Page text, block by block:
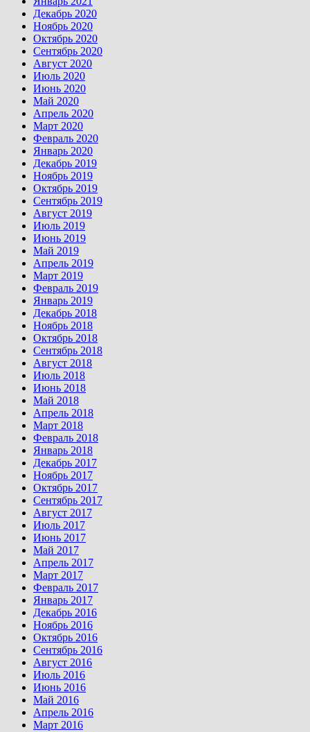
Декабрь 2020
Ноябрь 2020
Октябрь 2020
Сентябрь 2020
Август 2020
Июль 2020
Июнь 2020
Май 2020
Апрель 2020
Март 2020
Февраль 2020
Январь 2020
Декабрь 2019
Ноябрь 2019
Октябрь 2019
Сентябрь 2019
Август 2019
Июль 2019
Июнь 2019
Май 2019
Апрель 2019
Март 2019
Февраль 2019
Январь 2019
Декабрь 2018
Ноябрь 2018
Октябрь 2018
Сентябрь 2018
Август 2018
Июль 2018
Июнь 2018
Май 2018
Апрель 2018
Март 2018
Февраль 2018
Январь 2018
Декабрь 2017
Ноябрь 2017
Октябрь 2017
Сентябрь 2017
Август 2017
Июль 2017
Июнь 2017
Май 2017
Апрель 2017
Март 2017
Февраль 2017
Январь 2017
Декабрь 2016
Ноябрь 2016
Октябрь 2016
Сентябрь 2016
Август 2016
Июль 2016
Июнь 2016
Май 2016
Апрель 2016
Март 2016